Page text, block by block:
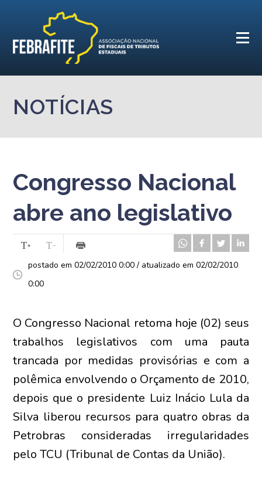
NOTÍCIAS
Congresso Nacional
abre ano legislativo
postado em 02/02/2010 0:00 / atualizado em 02/02/2010
0:00
O Congresso Nacional retoma hoje (02) seus
trabalhos legislativos com uma pauta
trancada por medidas provisórias e com a
polêmica envolvendo o Orçamento de 2010,
depois que o presidente Luiz Inácio Lula da
Silva liberou recursos para quatro obras da
Petrobras consideradas irregularidades
pelo TCU (Tribunal de Contas da União).